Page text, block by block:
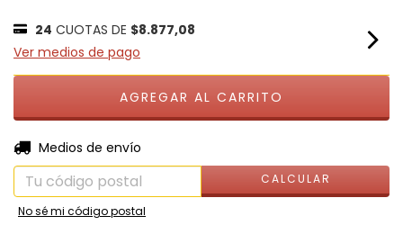
24 CUOTAS DE $8.877,08
Ver medios de pago
Entregas para el CP:
Medios de envío
CALCULAR
No sé mi código postal